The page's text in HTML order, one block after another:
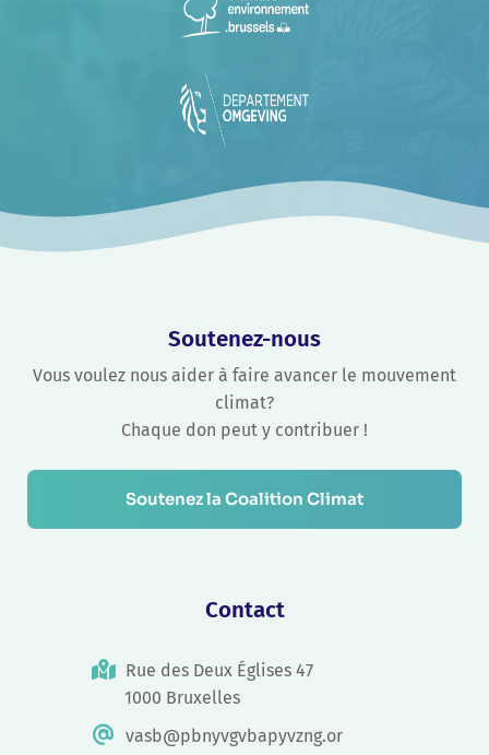
Soutenez-nous
Vous voulez nous aider à faire avancer le mouvement
climat?
Chaque don peut y contribuer !
Soutenez la Coalition Climat
Contact
Rue des Deux Églises 47
1000 Bruxelles
vasb@pbnyvgvbapyvzng.or